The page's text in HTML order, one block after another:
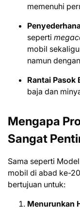
memenuhi
seperti
mobil
namun
Rantai Pasok
baja dan
Mengapa
Sangat
Sama seperti
mobil di abad ke-
bertujuan untuk:
Menurunkan